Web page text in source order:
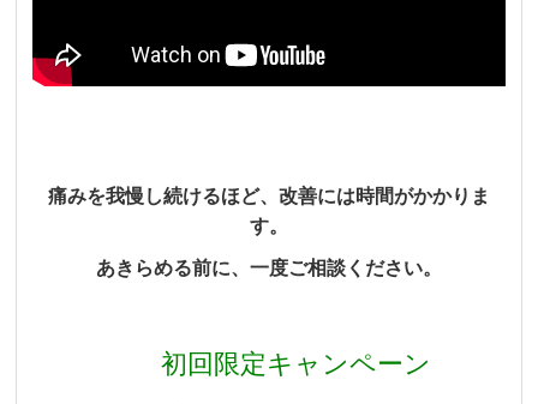
痛みを我慢し続けるほど、改善には時間がかかりま
す。
あきらめる前に、一度ご相談ください。
初回限定キャンペーン